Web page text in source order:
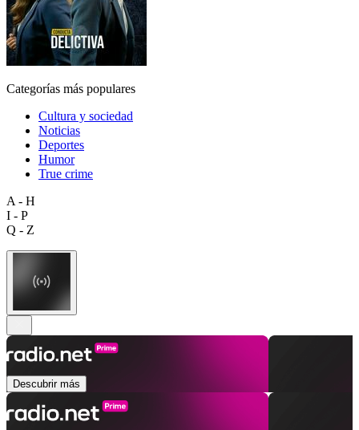
Categorías más populares
Cultura y sociedad
Noticias
Deportes
Humor
True crime
A - H
I - P
Q - Z
Descubrir más